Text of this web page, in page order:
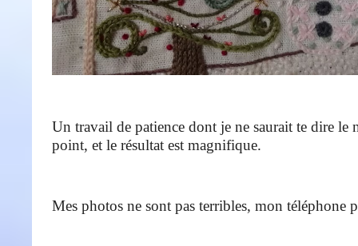
Un travail de patience dont je ne saurait te dire le
point, et le résultat est magnifique.
Mes photos ne sont pas terribles, mon téléphone